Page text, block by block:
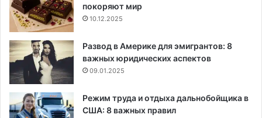
покоряют мир
10.12.2025
Развод в Америке для эмигрантов: 8
важных юридических аспектов
09.01.2025
Режим труда и отдыха дальнобойщика в
США: 8 важных правил